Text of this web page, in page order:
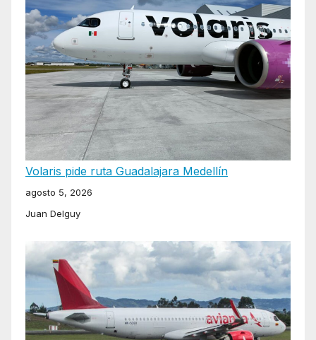
Volaris pide ruta Guadalajara Medellín
agosto 5, 2026
Juan Delguy